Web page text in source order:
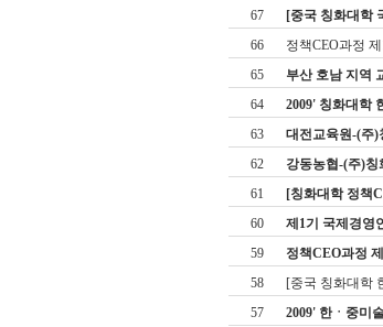
67
[중국 칭화대학
66
정책CEO과정
65
부산 호남 지역
64
2009' 칭화대학
63
대전교육원-(주)
62
강동농협-(주)칭
61
[칭화대학 정책
60
제1기 국제경영
59
정책CEO과정
58
[중국 칭화대학
57
2009' 한ㆍ중미